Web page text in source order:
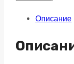
20х25Описание